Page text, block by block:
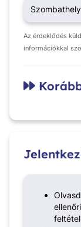
Szombathely
Az érdeklődés
információkkal